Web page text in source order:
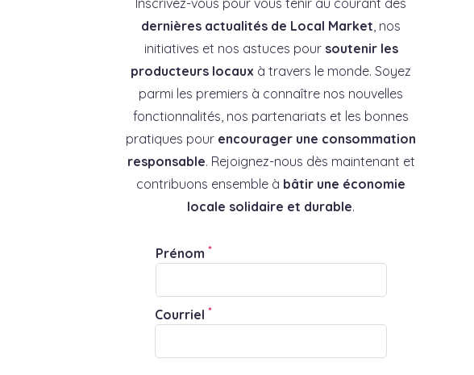
dernières actualités de Local Market , nos
initiatives et nos astuces pour soutenir les
producteurs locaux à travers le monde. Soyez
parmi les premiers à connaître nos nouvelles
fonctionnalités, nos partenariats et les bonnes
pratiques pour encourager une consommation
responsable. Rejoignez-nous dès maintenant et
contribuons ensemble à bâtir une économie
locale solidaire et durable.
Prénom *
Courriel *